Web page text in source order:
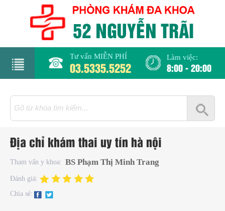
Tư vấn MIỄN PHÍ
03.5335.5252
Làm việc:
8:00 - 20:00
Địa chỉ khám thai uy tín hà nội
Tham vấn y khoa: BS Phạm Thị Minh Trang
Đánh giá:
Chia sẻ: